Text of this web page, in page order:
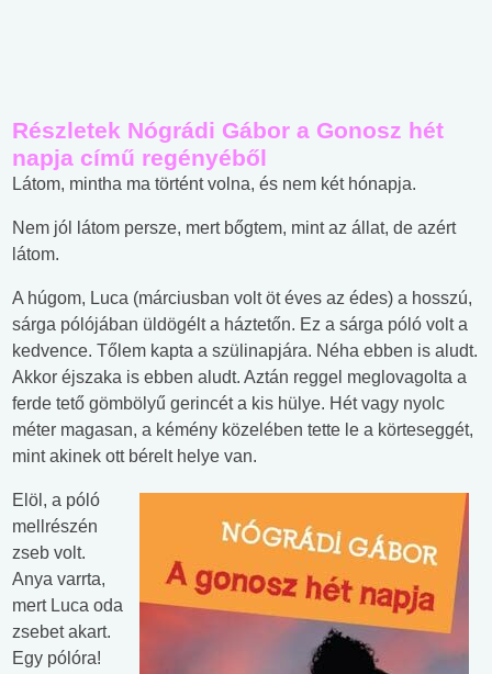
Részletek Nógrádi Gábor a Gonosz hét
napja című regényéből
Látom, mintha ma történt volna, és nem két hónapja.
Nem jól látom persze, mert bőgtem, mint az állat, de azért
látom.
A húgom, Luca (márciusban volt öt éves az édes) a hosszú,
sárga pólójában üldögélt a háztetőn. Ez a sárga póló volt a
kedvence. Tőlem kapta a szülinapjára. Néha ebben is aludt.
Akkor éjszaka is ebben aludt. Aztán reggel meglovagolta a
ferde tető gömbölyű gerincét a kis hülye. Hét vagy nyolc
méter magasan, a kémény közelében tette le a körteseggét,
mint akinek ott bérelt helye van.
Elöl, a póló
mellrészén
zseb volt.
Anya varrta,
mert Luca oda
zsebet akart.
Egy pólóra!